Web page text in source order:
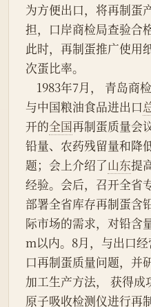
为方便出口，将再制蛋
担，口岸商检局查验合
此时，再制蛋推广使用
次蛋比率。
与中国粮油食品进出口
开的全国再制蛋质量会
铅量、农药残留量和降
题；会上介绍了山东提
经验。会后，召开全省
部署全省库存再制蛋含
际市场的需求，对铅含
m以内。8月，与出口
口再制蛋质量问题，并
加工生产方法， 获得成
原子吸收检测仪进行再